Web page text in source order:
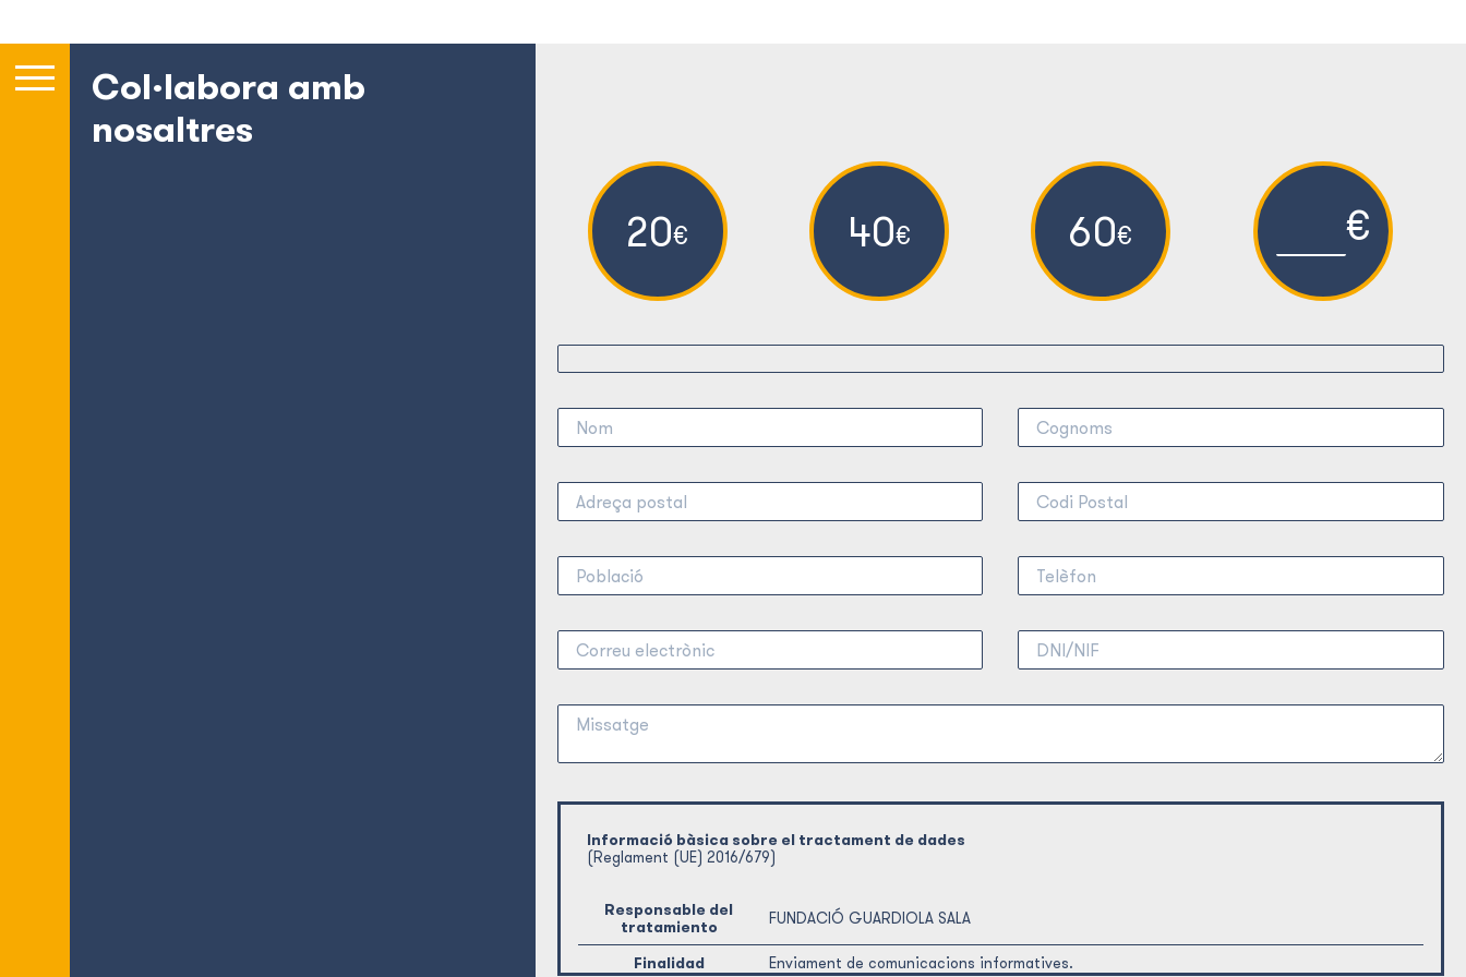
Col·labora amb
nosaltres
20€ 40€ 60€ €
Informació bàsica sobre el tractament de dades
(Reglament (UE) 2016/679)
Responsable del
tratamiento
FUNDACIÓ GUARDIOLA SALA
Finalidad Enviament de comunicacions informatives.